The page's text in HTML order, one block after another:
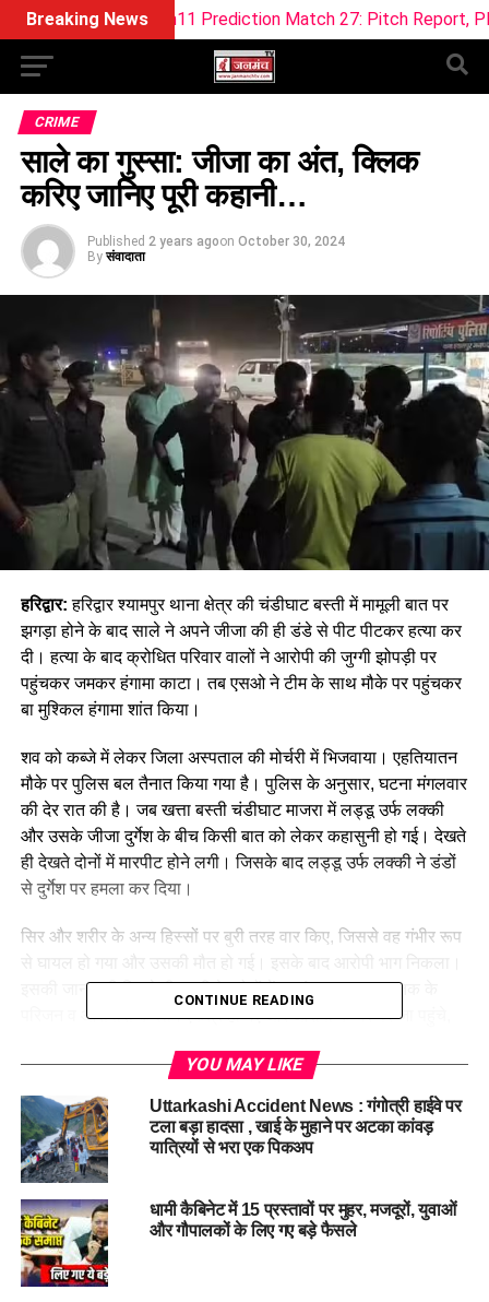
Breaking News
Prediction Match 27: Pitch Report, Playing XI &
CRIME
साले का गुस्सा: जीजा का अंत, क्लिक
करिए जानिए पूरी कहानी…
Published 2 years agoon October 30, 2024
By संवादाता
हरिद्वार: हरिद्वार श्यामपुर थाना क्षेत्र की चंडीघाट बस्ती में मामूली बात पर
झगड़ा होने के बाद साले ने अपने जीजा की ही डंडे से पीट पीटकर हत्या कर
दी। हत्या के बाद क्रोधित परिवार वालों ने आरोपी की जुग्गी झोपड़ी पर
पहुंचकर जमकर हंगामा काटा। तब एसओ ने टीम के साथ मौके पर पहुंचकर
बा मुश्किल हंगामा शांत किया।
शव को कब्जे में लेकर जिला अस्पताल की मोर्चरी में भिजवाया। एहतियातन
मौके पर पुलिस बल तैनात किया गया है। पुलिस के अनुसार, घटना मंगलवार
की देर रात की है। जब खत्ता बस्ती चंडीघाट माजरा में लड्डू उर्फ लक्की
और उसके जीजा दुर्गेश के बीच किसी बात को लेकर कहासुनी हो गई। देखते
ही देखते दोनों में मारपीट होने लगी। जिसके बाद लड्डू उर्फ लक्की ने डंडों
से दुर्गेश पर हमला कर दिया।
सिर और शरीर के अन्य हिस्सों पर बुरी तरह वार किए, जिससे वह गंभीर रूप
इसकी जानकारी मिलते ही बस्ती के लोगों में हड़कंप मच गया। मृतक के
परिजन व आसपास के लोग एकत्र हो गए और आरोपी के घर पर जा पहुंचे,
प्रभारी विक्रम सिंह बिष्ट मौके पर पहुंचे। एसओ नितेश शर्मा ने हंगामा कर
रहे परिवार के लोगों को कार्रवाई का आश्वासन देते हुए समझा बुझाकर शांत
कराया। शव को कब्जे में लेकर मोर्चरी में भिजवाया। आरोपी की तलाश शुरू
जाएगा। मौके पर शांति व्यवस्था कायम है। एहतियातन पुलिस बल की
तैनाती की गई है।
CONTINUE READING
YOU MAY LIKE
Uttarkashi Accident News : गंगोत्री हाईवे पर
टला बड़ा हादसा , खाई के मुहाने पर अटका कांवड़
यात्रियों से भरा एक पिकअप
धामी कैबिनेट में 15 प्रस्तावों पर मुहर, मजदूरों, युवाओं
और गौपालकों के लिए गए बड़े फैसले